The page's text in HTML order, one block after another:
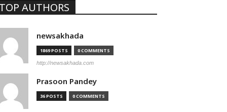
TOP AUTHORS
newsakhada
1869 POSTS 0 COMMENTS
http://newsakhada.com
Prasoon Pandey
36 POSTS 0 COMMENTS